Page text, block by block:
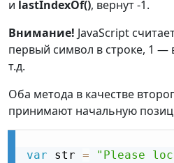
и lastIndexOf(), вернут -1.
Внимание! JavaScript
первый символ в строке, 1 —
т.д.
Оба метода в качестве
принимают начальную
var str =
"Please